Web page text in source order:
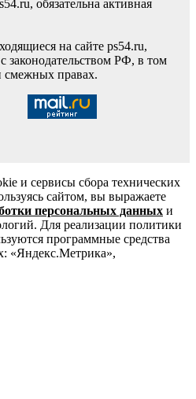
обязательна активная
на сайте ps54.ru,
законодательством РФ, в том
смежных правах.
и сервисы сбора технических
сайтом, вы выражаете
персональных данных и
Для реализации политики
программные средства
«Яндекс.Метрика»,